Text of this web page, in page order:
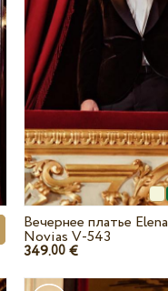
Вечернее платье Elena
Novias V-543
349.00 €